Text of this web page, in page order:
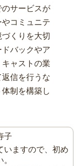
サービスが
コミュニテ
くりを大切
バックやア
ャストの業
信を行うな
制を構築し
子
いますので、初め